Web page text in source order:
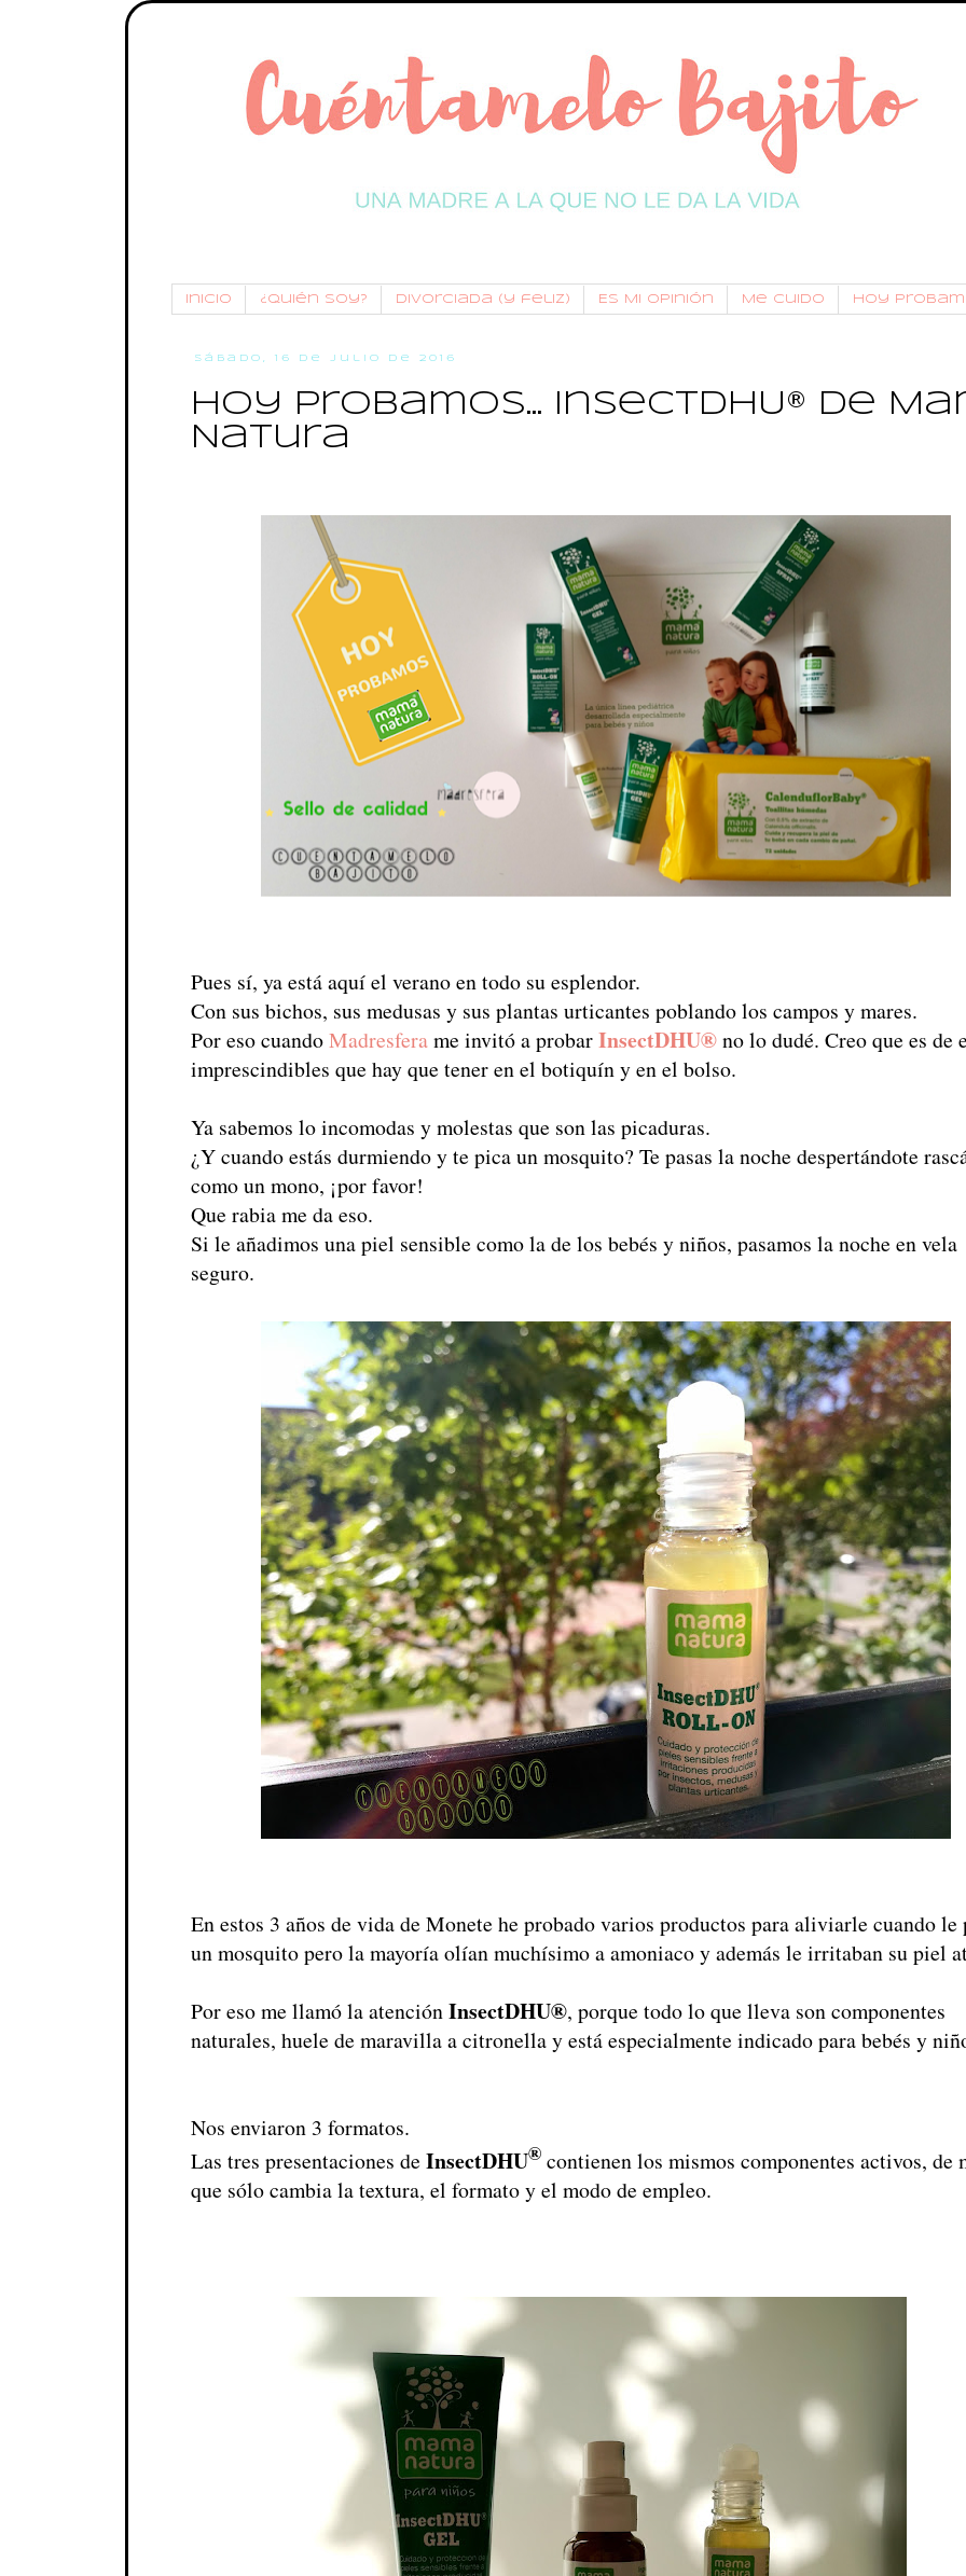
Inicio ¿Quién soy? Divorciada (y feliz) Es Mi Opinión Me Cuido Hoy
sábado, 16 de julio de 2016
Hoy Probamos... InsectDHU® de
Natura
Pues sí, ya está aquí el verano en todo su esplendor.
Con sus bichos, sus medusas y sus plantas urticantes poblando los campos y mares.
Por eso cuandoMadresferame invitó a probarInsectDHU®no lo dudé. Creo que es de
imprescindibles que hay que tener en el botiquín y en el bolso.
Ya sabemos lo incomodas y molestas que son las picaduras.
¿Y cuando estás durmiendo y te pica un mosquito? Te pasas la noche despertándote
como un mono, ¡por favor!
Que rabia me da eso.
Si le añadimos una piel sensible como la de los bebés y niños, pasamos la noche en vela
seguro.
En estos 3 años de vida de Monete he probado varios productos para aliviarle cuando le
un mosquito pero la mayoría olían muchísimo a amoniaco y además le irritaban su piel
Por eso me llamó la atenciónInsectDHU®, porque todo lo que lleva son componentes
naturales, huele de maravilla a citronella y está especialmente indicado para bebés y
Nos enviaron 3 formatos.
Las tres presentaciones de InsectDHU®contienen los mismos componentes activos, de
que sólo cambia la textura, el formato y el modo de empleo.